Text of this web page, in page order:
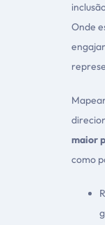
Onde
maior
como